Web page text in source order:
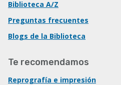
Biblioteca A/Z
Preguntas frecuentes
Blogs de la Biblioteca
Te recomendamos
Reprografía e impresión